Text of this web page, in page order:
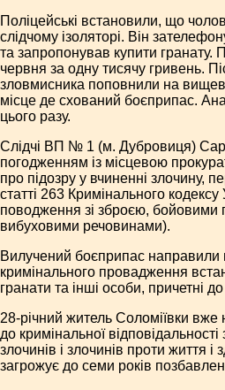
Поліцейські встановили, що
слідчому ізоляторі. Він
та запропонував купити гранату.
червня за одну тисячу гривень.
зловмисника поповнили на
місце де схований боєприпас.
цього разу.
Слідчі ВП № 1 (м. Дубровиця)
погодженням із місцевою
про підозру у вчиненні злочину,
статті 263 Кримінального
поводження зі зброєю, бойовими
вибуховими речовинами).
Вилучений боєприпас направили
кримінального провадження
гранати та інші особи, причетні
28-річний житель Соломіївки
до кримінальної
злочинів і злочинів проти життя
загрожує до семи років